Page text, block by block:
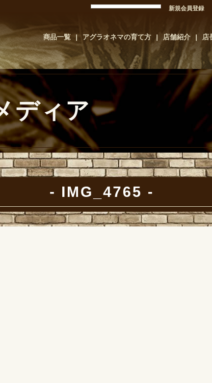
新規会員登録
商品一覧 アグラオネマの育て方 店舗紹介 店
ディア
IMG_4765